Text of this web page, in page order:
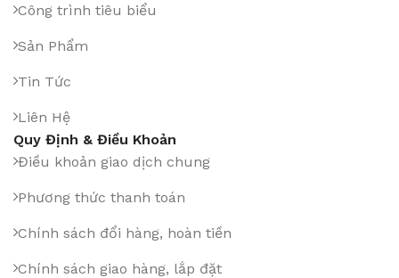
Công trình tiêu biểu
Sản Phẩm
Tin Tức
Liên Hệ
Quy Định & Điều Khoản
Điều khoản giao dịch chung
Phương thức thanh toán
Chính sách đổi hàng, hoàn tiền
Chính sách giao hàng, lắp đặt